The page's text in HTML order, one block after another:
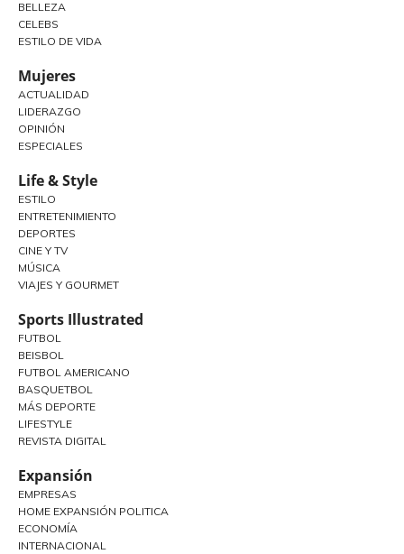
BELLEZA
CELEBS
ESTILO DE VIDA
Mujeres
ACTUALIDAD
LIDERAZGO
OPINIÓN
ESPECIALES
Life & Style
ESTILO
ENTRETENIMIENTO
DEPORTES
CINE Y TV
MÚSICA
VIAJES Y GOURMET
Sports Illustrated
FUTBOL
BEISBOL
FUTBOL AMERICANO
BASQUETBOL
MÁS DEPORTE
LIFESTYLE
REVISTA DIGITAL
Expansión
EMPRESAS
HOME EXPANSIÓN POLITICA
ECONOMÍA
INTERNACIONAL